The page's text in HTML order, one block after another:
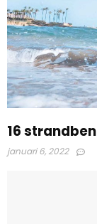
16
januari 6, 2022